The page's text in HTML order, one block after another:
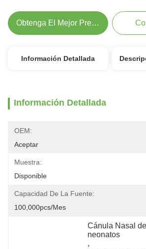
Obtenga El Mejor Precio
Información Detallada
Información Detallada
OEM:
Aceptar
Muestra:
Disponible
Capacidad De La Fuente:
100,000pcs/mes
Cánula Nasal
neonatos
,